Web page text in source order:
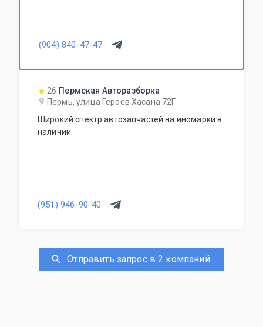
(904) 840-47-47
26 Пермская Авторазборка
Пермь, улица Героев Хасана 72Г
Широкий спектр автозапчастей на иномарки в
наличии.
(951) 946-90-40
Отправить запрос в 2 компаний